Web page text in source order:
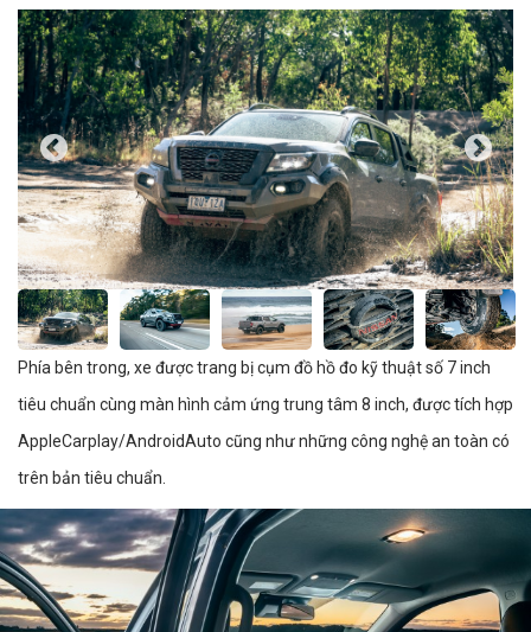
Phía bên trong, xe được trang bị cụm đồ hồ đo kỹ thuật số 7 inch
tiêu chuẩn cùng màn hình cảm ứng trung tâm 8 inch, được tích hợp
AppleCarplay/AndroidAuto cũng như những công nghệ an toàn có
trên bản tiêu chuẩn.